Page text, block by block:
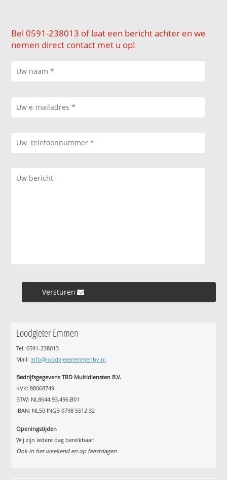
Bel 0591-238013 of laat een bericht achter en we
nemen direct contact met u op!
Versturen »
Loodgieter Emmen
Tel: 0591-238013
Mail: info@loodgieteremmenbv.nl
Bedrijfsgegevens TRD Multidiensten B.V.
KVK: 88068749
BTW: NL8644.93.496.B01
IBAN: NL50 INGB 0798 5512 32
Openingstijden
Wij zijn iedere dag bereikbaar!
Ook in het weekend en op feestdagen